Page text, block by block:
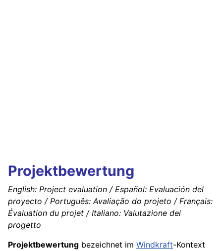
Projektbewertung
English: Project evaluation / Español: Evaluación del
proyecto / Português: Avaliação do projeto / Français:
Évaluation du projet / Italiano: Valutazione del
progetto
Projektbewertung bezeichnet im Windkraft-Kontext